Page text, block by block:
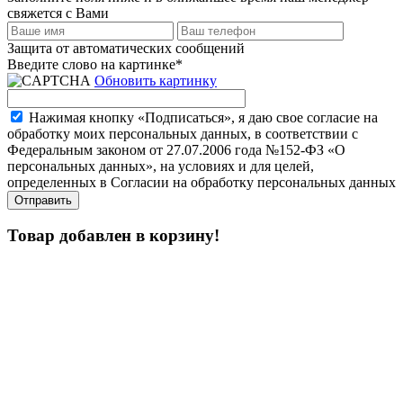
свяжется с Вами
Защита от автоматических сообщений
Введите слово на картинке*
Обновить картинку
Нажимая кнопку «Подписаться», я даю свое согласие на
обработку моих персональных данных, в соответствии с
Федеральным законом от 27.07.2006 года №152-ФЗ «О
персональных данных», на условиях и для целей,
определенных в Согласии на обработку персональных данных
Товар добавлен в корзину!